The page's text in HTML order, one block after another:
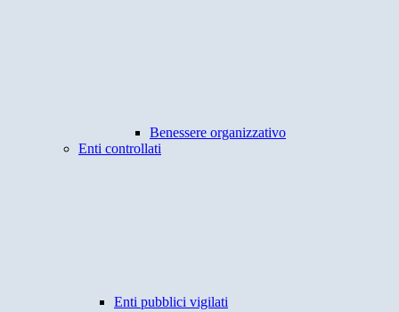
Benessere organizzativo
Enti controllati
Enti pubblici vigilati